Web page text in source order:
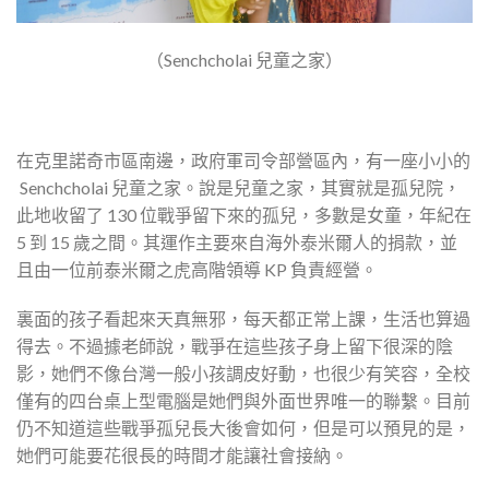
（Senchcholai 兒童之家）
在克里諾奇市區南邊，政府軍司令部營區內，有一座小小的
Senchcholai 兒童之家。說是兒童之家，其實就是孤兒院，
此地收留了 130 位戰爭留下來的孤兒，多數是女童，年紀在
5 到 15 歲之間。其運作主要來自海外泰米爾人的捐款，並
且由一位前泰米爾之虎高階領導 KP 負責經營。
裏面的孩子看起來天真無邪，每天都正常上課，生活也算過
得去。不過據老師說，戰爭在這些孩子身上留下很深的陰
影，她們不像台灣一般小孩調皮好動，也很少有笑容，全校
僅有的四台桌上型電腦是她們與外面世界唯一的聯繫。目前
仍不知道這些戰爭孤兒長大後會如何，但是可以預見的是，
她們可能要花很長的時間才能讓社會接納。